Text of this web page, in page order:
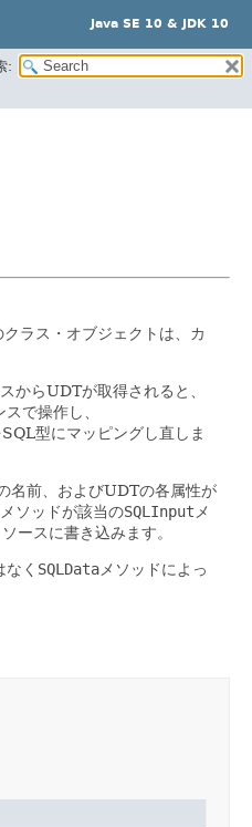
Java SE 10 & JDK 10
:
ラス・オブジェクトは、カ
からUDTが取得されると、
で操作し、
型にマッピングし直しま
名前、およびUDTの各属性が
メソッドが該当のSQLInput メ
ースに書き込みます。
く SQLData メソッドによっ